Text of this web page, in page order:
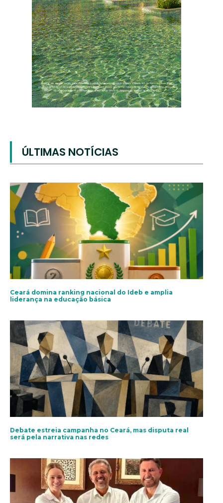
ÚLTIMAS NOTÍCIAS
Ceará domina ranking nacional do Ideb e amplia
liderança na educação básica
Debate estreia campanha no Ceará, mas disputa real
será pela narrativa nas redes